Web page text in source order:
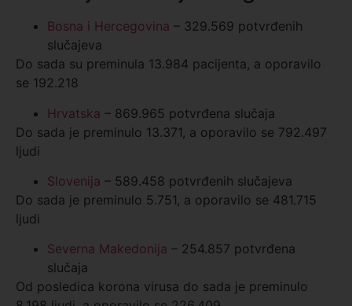
Bosna i Hercegovina – 329.569 potvrđenih
slučajeva
Do sada su preminula 13.984 pacijenta, a oporavilo
se 192.218
Hrvatska – 869.965 potvrđena slučaja
Do sada je preminulo 13.371, a oporavilo se 792.497
ljudi
Slovenija – 589.458 potvrđenih slučajeva
Do sada je preminulo 5.751, a oporavilo se 481.715
ljudi
Severna Makedonija – 254.857 potvrđena
slučaja
Od posledica korona virusa do sada je preminulo